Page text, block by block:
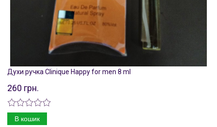
Духи ручка Clinique Happy for men 8 ml
260 грн.
В кошик